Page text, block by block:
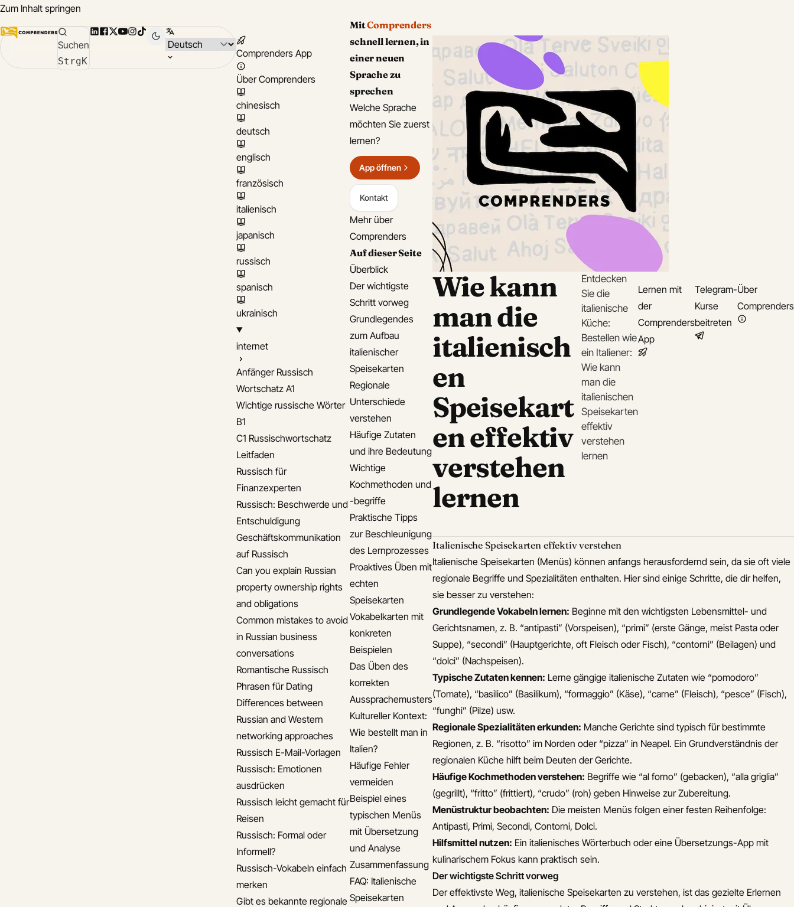
Zum Inhalt springen
Suchen
StrgK
LinkedIn
Facebook
X YouTube
Instagram
TikTok Sprache wählen
Comprenders App
Über Comprenders
chinesisch
deutsch
englisch
französisch
italienisch
japanisch
russisch
spanisch
ukrainisch
internet
Anfänger Russisch
Wortschatz A1
Wichtige russische Wörter
B1
C1 Russischwortschatz
Leitfaden
Russisch für
Finanzexperten
Russisch: Beschwerde und
Entschuldigung
Geschäftskommunikation
auf Russisch
Can you explain Russian
property ownership rights
and obligations
Common mistakes to avoid
in Russian business
conversations
Romantische Russisch
Phrasen für Dating
Differences between
Russian and Western
networking approaches
Russisch E-Mail-Vorlagen
Russisch: Emotionen
ausdrücken
Russisch leicht gemacht für
Reisen
Russisch: Formal oder
Informell?
Russisch-Vokabeln einfach
merken
Gibt es bekannte regionale
MitComprenders
schnell lernen, in
einer neuen
Sprache zu
sprechen
Welche Sprache
möchten Sie zuerst
lernen?
App öffnen
Kontakt
Mehr über
Comprenders
Auf dieser Seite
Überblick
Der wichtigste
Schritt vorweg
Grundlegendes
zum Aufbau
italienischer
Speisekarten
Regionale
Unterschiede
verstehen
Häufige Zutaten
und ihre Bedeutung
Wichtige
Kochmethoden und
-begriffe
Praktische Tipps
zur Beschleunigung
des Lernprozesses
Proaktives Üben mit
echten
Speisekarten
Vokabelkarten mit
konkreten
Beispielen
Das Üben des
korrekten
Aussprachemusters
Kultureller Kontext:
Wie bestellt man in
Italien?
Häufige Fehler
vermeiden
Beispiel eines
typischen Menüs
mit Übersetzung
und Analyse
Zusammenfassung
FAQ: Italienische
Speisekarten
Wie kann
man die
italienisch
en
Speisekart
en effektiv
verstehen
lernen
Entdecken
Sie die
italienische
Küche:
Bestellen wie
ein Italiener:
Wie kann
man die
italienischen
Speisekarten
effektiv
verstehen
lernen
Lernen mit
der
Comprenders
App
Telegram-
Kurse
beitreten
Über
Comprenders
Italienische Speisekarten effektiv verstehen
Italienische Speisekarten (Menüs) können anfangs herausfordernd sein, da sie oft viele
regionale Begriffe und Spezialitäten enthalten. Hier sind einige Schritte, die dir helfen,
sie besser zu verstehen:
Grundlegende Vokabeln lernen: Beginne mit den wichtigsten Lebensmittel- und
Gerichtsnamen, z. B. “antipasti” (Vorspeisen), “primi” (erste Gänge, meist Pasta oder
Suppe), “secondi” (Hauptgerichte, oft Fleisch oder Fisch), “contorni” (Beilagen) und
“dolci” (Nachspeisen).
Typische Zutaten kennen: Lerne gängige italienische Zutaten wie “pomodoro”
(Tomate), “basilico” (Basilikum), “formaggio” (Käse), “carne” (Fleisch), “pesce” (Fisch),
“funghi” (Pilze) usw.
Regionale Spezialitäten erkunden: Manche Gerichte sind typisch für bestimmte
Regionen, z. B. “risotto” im Norden oder “pizza” in Neapel. Ein Grundverständnis der
regionalen Küche hilft beim Deuten der Gerichte.
Häufige Kochmethoden verstehen: Begriffe wie “al forno” (gebacken), “alla griglia”
(gegrillt), “fritto” (frittiert), “crudo” (roh) geben Hinweise zur Zubereitung.
Menüstruktur beobachten: Die meisten Menüs folgen einer festen Reihenfolge:
Antipasti, Primi, Secondi, Contorni, Dolci.
Hilfsmittel nutzen: Ein italienisches Wörterbuch oder eine Übersetzungs-App mit
kulinarischem Fokus kann praktisch sein.
Der wichtigste Schritt vorweg
Der effektivste Weg, italienische Speisekarten zu verstehen, ist das gezielte Erlernen